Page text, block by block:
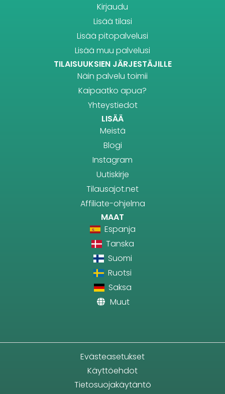
Kirjaudu
Lisää tilasi
Lisää pitopalvelusi
Lisää muu palvelusi
TILAISUUKSIEN JÄRJESTÄJILLE
Näin palvelu toimii
Kaipaatko apua?
Yhteystiedot
LISÄÄ
Meistä
Blogi
Instagram
Uutiskirje
Tilausajot.net
Affiliate-ohjelma
MAAT
Espanja
Tanska
Suomi
Ruotsi
Saksa
Muut
Evästeasetukset
Käyttöehdot
Tietosuojakäytäntö